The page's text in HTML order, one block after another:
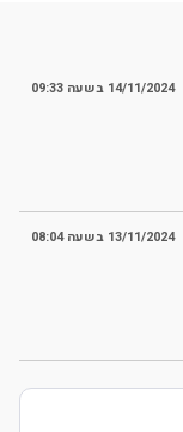
14/11/2024 בשעה 09:33
13/11/2024 בשעה 08:04